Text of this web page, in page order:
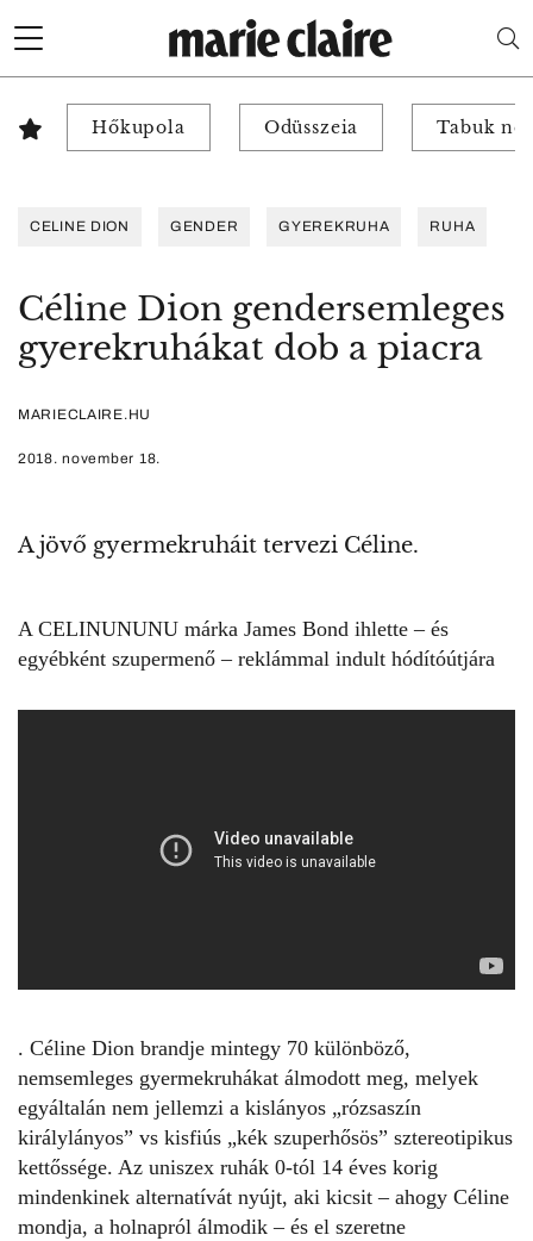
Hőkupola Odüsszeia Tabuk
CELINE DION GENDER GYEREKRUHA RUHA
Céline Dion gendersemleges
gyerekruhákat dob a piacra
MARIECLAIRE.HU
2018. november 18.
A jövő gyermekruháit tervezi Céline.
ACELINUNUNU márka James Bond ihlette – és
egyébként szupermenő – reklámmal indult hódítóútjára
. Céline Dion brandje mintegy 70 különböző,
nemsemleges gyermekruhákat álmodott meg, melyek
egyáltalán nem jellemzi a kislányos „rózsaszín
királylányos” vs kisfiús „kék szuperhősös” sztereotipikus
kettőssége. Az uniszex ruhák 0-tól 14 éves korig
mindenkinek alternatívát nyújt, aki kicsit – ahogy Céline
mondja, a holnapról álmodik – és el szeretne